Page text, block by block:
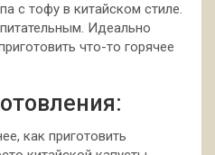
с тофу в китайском стиле.
Идеально
что-то горячее
как приготовить